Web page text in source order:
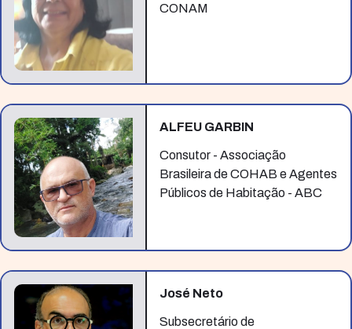
CONAM
ALFEU GARBIN
Consutor - Associação
Brasileira de COHAB e Agentes
Públicos de Habitação - ABC
José Neto
Subsecretário de